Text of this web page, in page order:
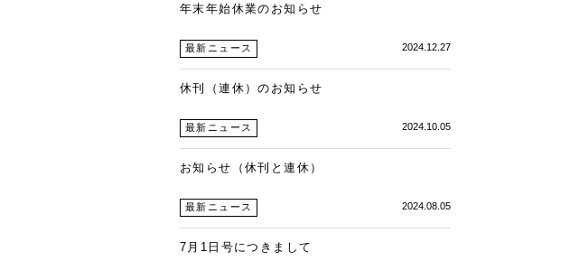
年末年始休業のお知らせ
最新ニュース 2024.12.27
休刊（連休）のお知らせ
最新ニュース 2024.10.05
お知らせ（休刊と連休）
最新ニュース 2024.08.05
7月1日号につきまして